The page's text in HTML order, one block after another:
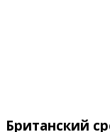
Британский